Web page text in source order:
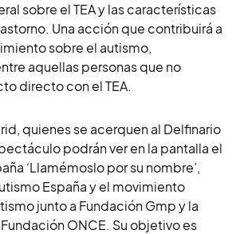
sobre el TEA y las características
Una acción que contribuirá a
sobre el autismo,
aquellas personas que no
directo con el TEA.
quienes se acerquen al Delfinario
podrán ver en la pantalla el
‘Llamémoslo por su nombre’,
España y el movimiento
junto a Fundación Gmp y la
ONCE. Su objetivo es